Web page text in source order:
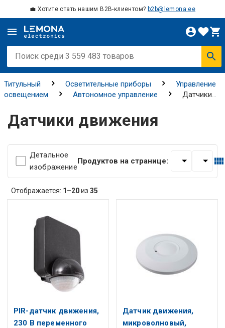
💼 Хотите стать нашим B2B-клиентом? b2b@lemona.ee
Титульный Осветительные приборы
Управление
освещением
Автономное управление
Датчики
Датчики движения
Детальное
изображение
Продуктов на странице:
Отображается: 1–20из 35
PIR-датчик движения,
230 В переменного
Датчик движения,
микроволновый,